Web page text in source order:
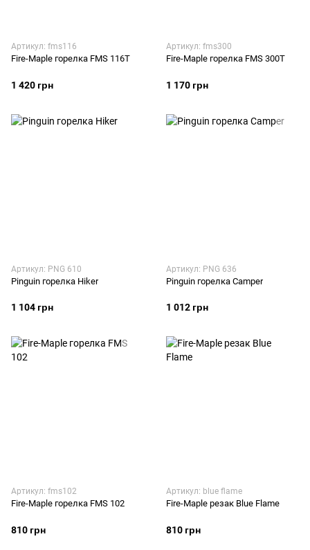
Артикул: fms116
Fire-Maple горелка FMS 116T
1 420 грн
Артикул: fms300
Fire-Maple горелка FMS 300T
1 170 грн
Артикул: PNG 610
Pinguin горелка Hiker
1 104 грн
Артикул: PNG 636
Pinguin горелка Camper
1 012 грн
Артикул: fms102
Fire-Maple горелка FMS 102
810 грн
Артикул: blue flame
Fire-Maple резак Blue Flame
810 грн